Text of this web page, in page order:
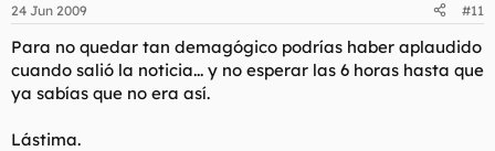
24 Jun 2009 #11
Para no quedar tan demagógico podrías haber aplaudido
cuando salió la noticia... y no esperar las 6 horas hasta que
ya sabías que no era así.
Lástima.